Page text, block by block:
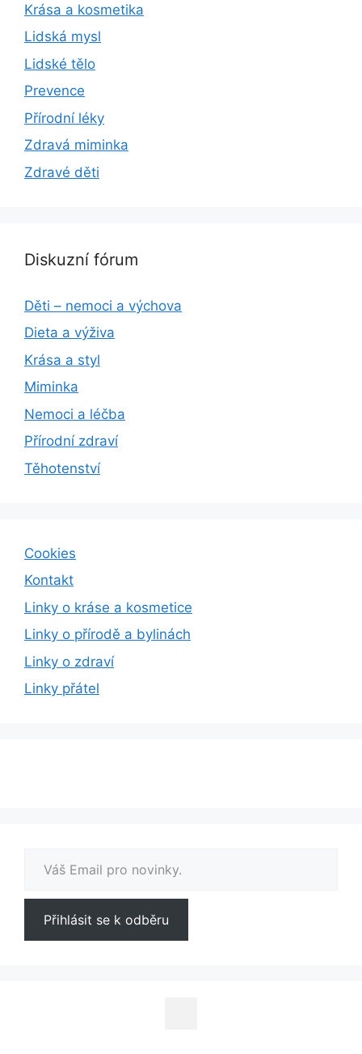
Krása a kosmetika
Lidská mysl
Lidské tělo
Prevence
Přírodní léky
Zdravá miminka
Zdravé děti
Diskuzní fórum
Děti – nemoci a výchova
Dieta a výživa
Krása a styl
Miminka
Nemoci a léčba
Přírodní zdraví
Těhotenství
Cookies
Kontakt
Linky o kráse a kosmetice
Linky o přírodě a bylinách
Linky o zdraví
Linky přátel
Přihlásit se k odběru